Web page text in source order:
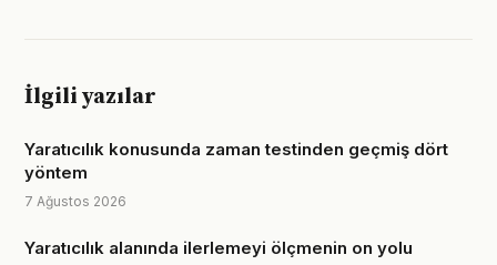
İlgili yazılar
Yaratıcılık konusunda zaman testinden geçmiş dört
yöntem
7 Ağustos 2026
Yaratıcılık alanında ilerlemeyi ölçmenin on yolu